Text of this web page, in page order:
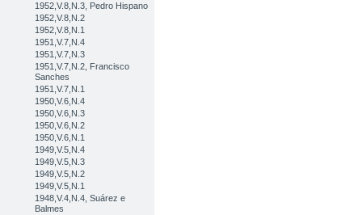
1952,V.8,N.3, Pedro Hispano
1952,V.8,N.2
1952,V.8,N.1
1951,V.7,N.4
1951,V.7,N.3
1951,V.7,N.2, Francisco
Sanches
1951,V.7,N.1
1950,V.6,N.4
1950,V.6,N.3
1950,V.6,N.2
1950,V.6,N.1
1949,V.5,N.4
1949,V.5,N.3
1949,V.5,N.2
1949,V.5,N.1
1948,V.4,N.4, Suárez e
Balmes